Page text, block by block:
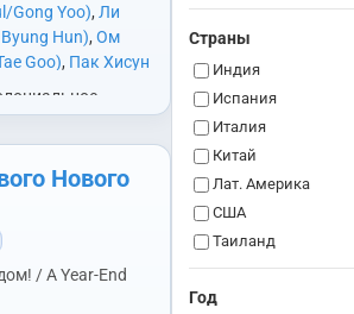
Gong Yoo), Ли
Hun), Ом
Goo), Пак Хисун
,Сон Ганхо
полиции
искоренить
Кореи. Но в то
известен
людей ради
Нового
/ A Year-End
комедия
криминал
медицина
мелодрама
мистика
музыкальный
научная фантастика
политика
приключения
психология
романтика
Страны
Индия
Испания
Италия
Китай
Лат. Америка
США
Таиланд
Тайвань
Юж. Корея
Год